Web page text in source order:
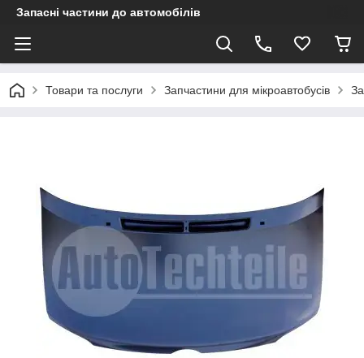
Запасні частини до автомобілів
Товари та послуги Запчастини для мікроавтобусів